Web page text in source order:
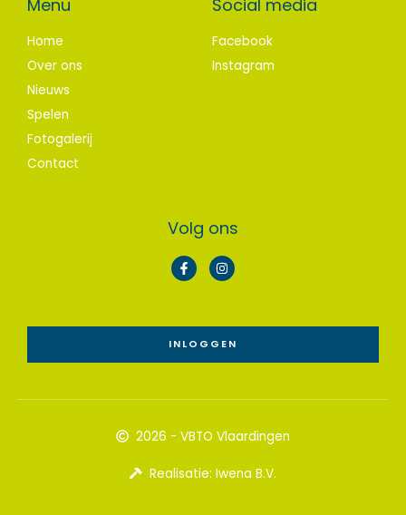
Menu
Home
Over ons
Nieuws
Spelen
Fotogalerij
Contact
Social media
Facebook
Instagram
Volg ons
F
a
c
o
o
k
-
I
n
s
g
r
a
m
INLOGGEN
2026 - VBTO Vlaardingen
Realisatie: Iwena B.V.